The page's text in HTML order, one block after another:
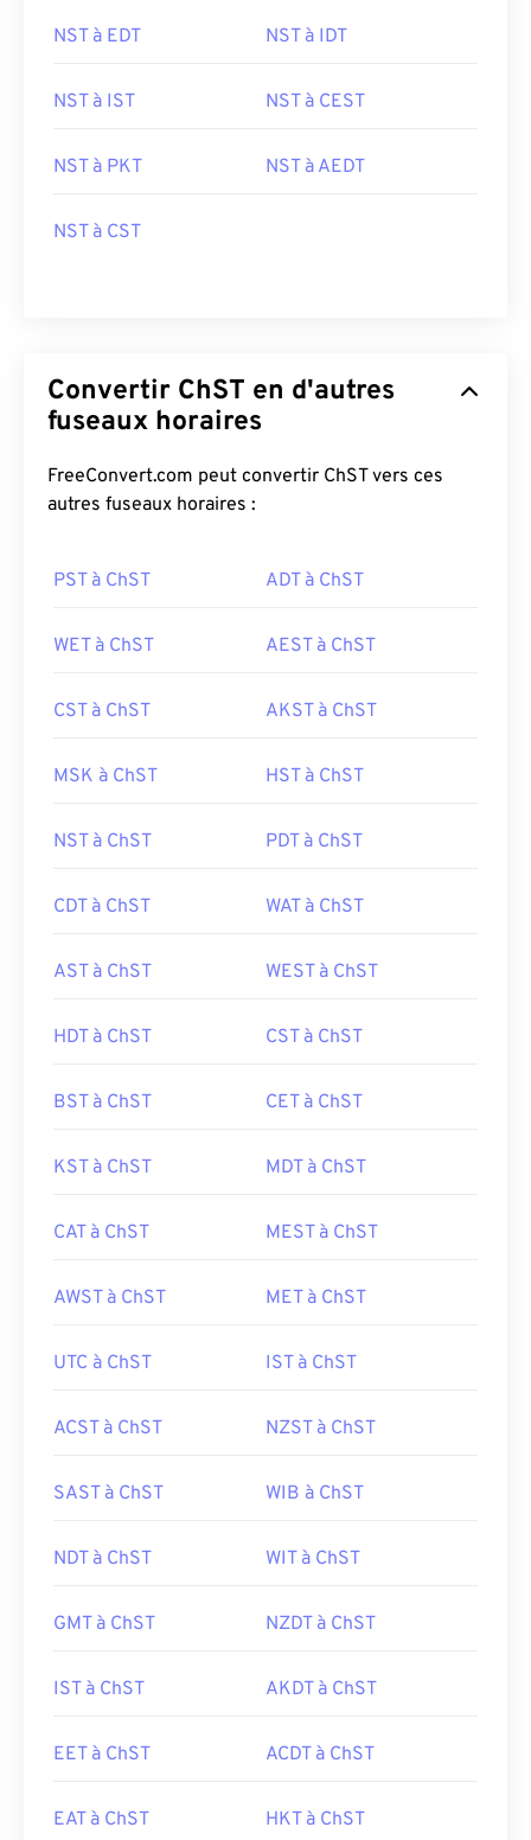
NST à EDT NST à IDT
NST à IST NST à CEST
NST à PKT NST à AEDT
NST à CST
Convertir ChST en d'autres
fuseaux horaires
FreeConvert.com peut convertir ChST vers ces
autres fuseaux horaires :
PST à ChST ADT à ChST
WET à ChST AEST à ChST
CST à ChST AKST à ChST
MSK à ChST HST à ChST
NST à ChST PDT à ChST
CDT à ChST WAT à ChST
AST à ChST WEST à ChST
HDT à ChST CST à ChST
BST à ChST CET à ChST
KST à ChST MDT à ChST
CAT à ChST MEST à ChST
AWST à ChST MET à ChST
UTC à ChST IST à ChST
ACST à ChST NZST à ChST
SAST à ChST WIB à ChST
NDT à ChST WIT à ChST
GMT à ChST NZDT à ChST
IST à ChST AKDT à ChST
EET à ChST ACDT à ChST
EAT à ChST HKT à ChST